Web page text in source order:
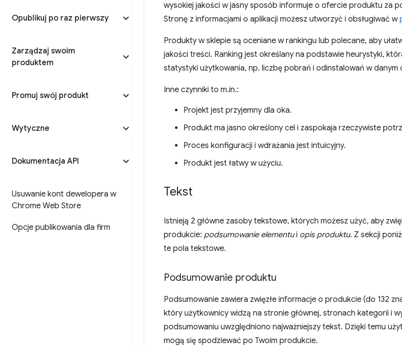
Opublikuj po raz pierwszy
Zarządzaj swoim
produktem
Promuj swój produkt
Wytyczne
Dokumentacja API
Usuwanie kont dewelopera w
Chrome Web Store
Opcje publikowania dla firm
wysokiej jakości w jasny sposób informuje o ofercie produktu za
Stronę z informacjami o aplikacji możesz utworzyć i obsługiwać w
Produkty w sklepie są oceniane w rankingu lub polecane, aby
jakości treści. Ranking jest określany na podstawie heurystyki,
statystyki użytkowania, np. liczbę pobrań i odinstalowań w danym
Inne czynniki to m.in.:
Projekt jest przyjemny dla oka.
Produkt ma jasno określony cel i zaspokaja rzeczywiste
Proces konfiguracji i wdrażania jest intuicyjny.
Produkt jest łatwy w użyciu.
Tekst
Istnieją 2 główne zasoby tekstowe, których możesz użyć, aby
produkcie: podsumowanie elementui opis produktu. Z sekcji
te pola tekstowe.
Podsumowanie produktu
Podsumowanie zawiera zwięzłe informacje o produkcie (do 132
który użytkownicy widzą na stronie głównej, stronach kategorii i
podsumowaniu uwzględniono najważniejszy tekst. Dzięki temu
mogą się spodziewać po Twoim produkcie.